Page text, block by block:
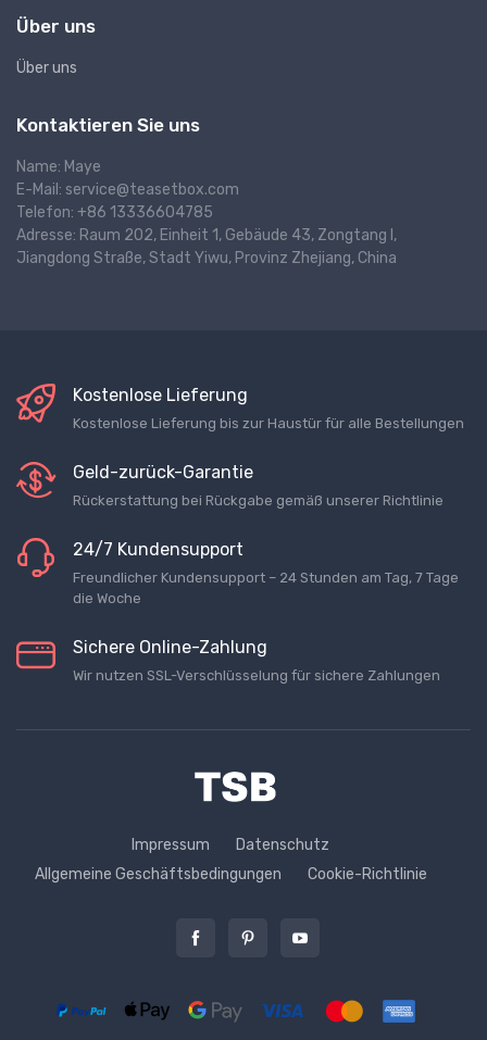
Über uns
Über uns
Kontaktieren Sie uns
Name: Maye
E-Mail: service@teasetbox.com
Telefon: +86 13336604785
Adresse: Raum 202, Einheit 1, Gebäude 43, Zongtang I,
Jiangdong Straße, Stadt Yiwu, Provinz Zhejiang, China
Kostenlose Lieferung
Kostenlose Lieferung bis zur Haustür für alle Bestellungen
Geld-zurück-Garantie
Rückerstattung bei Rückgabe gemäß unserer Richtlinie
24/7 Kundensupport
Freundlicher Kundensupport – 24 Stunden am Tag, 7 Tage
die Woche
Sichere Online-Zahlung
Wir nutzen SSL-Verschlüsselung für sichere Zahlungen
Impressum
Datenschutz
Allgemeine Geschäftsbedingungen
Cookie-Richtlinie